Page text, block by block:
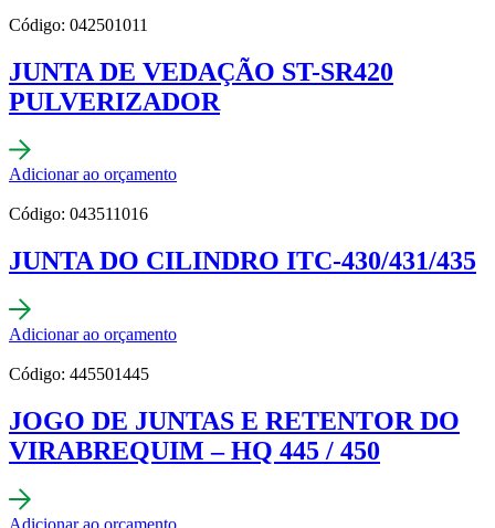
Código: 042501011
JUNTA DE VEDAÇÃO ST-SR420
PULVERIZADOR
Adicionar ao orçamento
Código: 043511016
JUNTA DO CILINDRO ITC-430/431/435
Adicionar ao orçamento
Código: 445501445
JOGO DE JUNTAS E RETENTOR DO
VIRABREQUIM – HQ 445 / 450
Adicionar ao orçamento